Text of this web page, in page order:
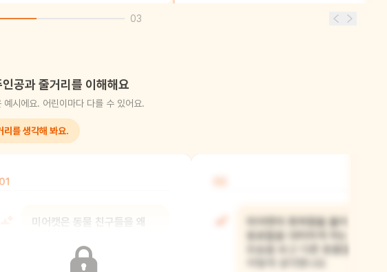
03
인공과 줄거리를 이해해요
예시에요. 어린이마다 다를 수 있어요.
리를 생각해 봐요.
01
미어캣은 동물 친구들을 왜
미어캣이 휘파람을 불어
동료들을 대피하게 하는
모습을 보고 다른 동물들은